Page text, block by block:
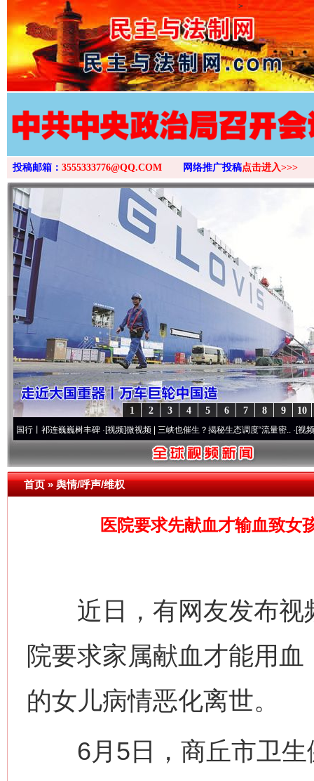
>
投稿邮箱： 3555333776@QQ.COM 网络推广投稿点击进入>>>
10
9
8
7
6
5
4
3
2
1
连巍巍树丰碑·[视频]微视频 | 三峡也催生？揭秘生态调度“流量密..·[视频]廉洁文化
首页»舆情/呼声/维权
医院要求先献血才输血致女
近日，有网友发布视
院要求家属献血才能用
的女儿病情恶化离世。
6月5日，商丘市卫生